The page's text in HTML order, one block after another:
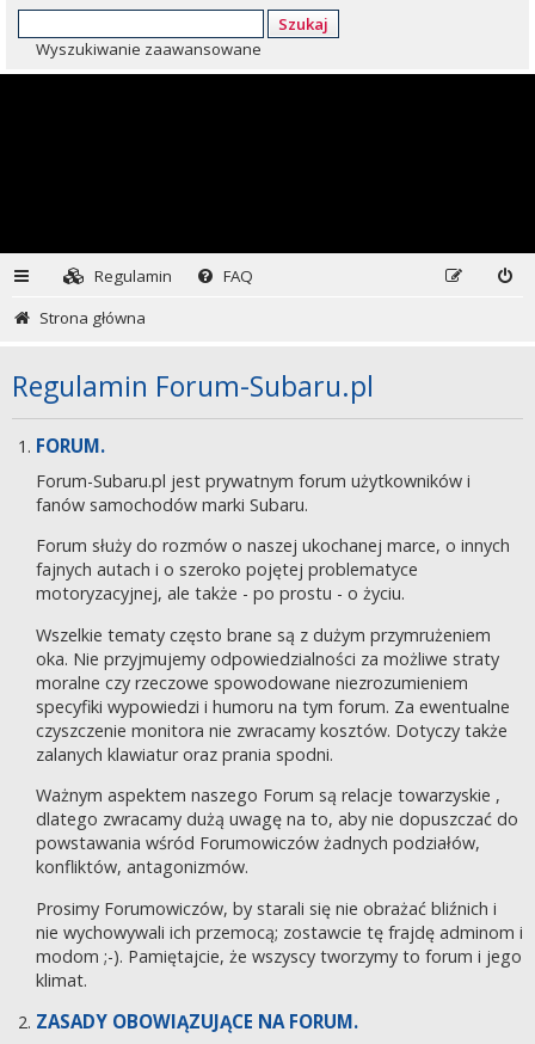
Szukaj
Wyszukiwanie zaawansowane
Regulamin
FAQ
Strona główna
Regulamin Forum-Subaru.pl
FORUM.
Forum-Subaru.pl jest prywatnym forum użytkowników i
fanów samochodów marki Subaru.
Forum służy do rozmów o naszej ukochanej marce, o innych
fajnych autach i o szeroko pojętej problematyce
motoryzacyjnej, ale także - po prostu - o życiu.
Wszelkie tematy często brane są z dużym przymrużeniem
oka. Nie przyjmujemy odpowiedzialności za możliwe straty
moralne czy rzeczowe spowodowane niezrozumieniem
specyfiki wypowiedzi i humoru na tym forum. Za ewentualne
czyszczenie monitora nie zwracamy kosztów. Dotyczy także
zalanych klawiatur oraz prania spodni.
Ważnym aspektem naszego Forum są relacje towarzyskie ,
dlatego zwracamy dużą uwagę na to, aby nie dopuszczać do
powstawania wśród Forumowiczów żadnych podziałów,
konfliktów, antagonizmów.
Prosimy Forumowiczów, by starali się nie obrażać bliźnich i
nie wychowywali ich przemocą; zostawcie tę frajdę adminom i
modom ;-). Pamiętajcie, że wszyscy tworzymy to forum i jego
klimat.
ZASADY OBOWIĄZUJĄCE NA FORUM.